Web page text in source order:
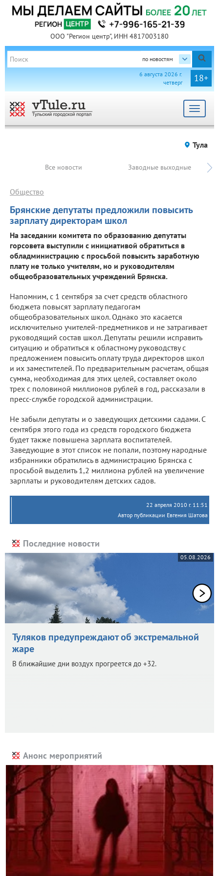
ООО "Регион центр", ИНН 4817003180
по новостям
18+
6 августа 2026 г.
четверг
Toggle
Тула
Все новости Заводные выходные
Брянские депутаты предложили повысить
зарплату директорам школ
Общество
На заседании комитета по образованию депутаты
горсовета выступили с инициативой обратиться в
обладминистрацию с просьбой повысить заработную
плату не только учителям, но и руководителям
общеобразовательных учреждений Брянска.
Напомним, с 1 сентября за счет средств областного
бюджета повысят зарплату педагогам
общеобразовательных школ. Однако это касается
исключительно учителей-предметников и не затрагивает
руководящий состав школ. Депутаты решили исправить
ситуацию и обратиться к областному руководству с
предложением повысить оплату труда директоров школ
и их заместителей. По предварительным расчетам, общая
сумма, необходимая для этих целей, составляет около
трех с половиной миллионов рублей в год, рассказали в
пресс-службе городской администрации.
Не забыли депутаты и о заведующих детскими садами. С
сентября этого года из средств городского бюджета
будет также повышена зарплата воспитателей.
Заведующие в этот список не попали, поэтому народные
избранники обратились в администрацию Брянска с
просьбой выделить 1,2 миллиона рублей на увеличение
зарплаты и руководителям детских садов.
22 апреля 2010 г. 11:51
Автор публикации Евгения Шатова
Последние новости
05.08.2026
Туляков предупреждают об экстремальной
жаре
В ближайшие дни воздух прогреется до +32.
Анонс мероприятий